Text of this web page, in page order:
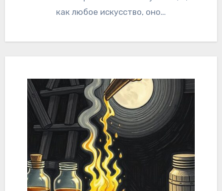
как любое искусство, оно…